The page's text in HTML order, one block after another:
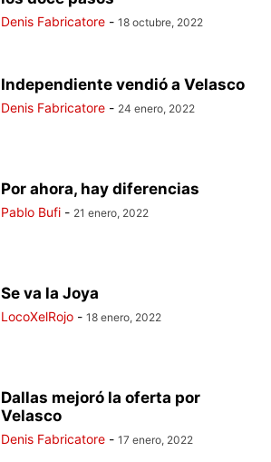
Denis Fabricatore - 18 octubre, 2022
Independiente vendió a Velasco
Denis Fabricatore - 24 enero, 2022
Por ahora, hay diferencias
Pablo Bufi - 21 enero, 2022
Se va la Joya
LocoXelRojo - 18 enero, 2022
Dallas mejoró la oferta por
Velasco
Denis Fabricatore - 17 enero, 2022